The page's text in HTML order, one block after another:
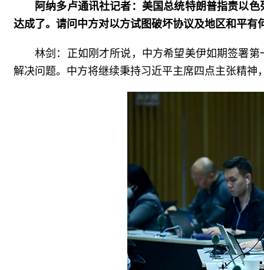
阿纳多卢通讯社记者：美国总统特朗普指责以
达成了。请问中方对以方试图破坏协议及地区和平有
林剑：正如刚才所说，中方希望美伊如期签署
解决问题。中方将继续秉持习近平主席四点主张精